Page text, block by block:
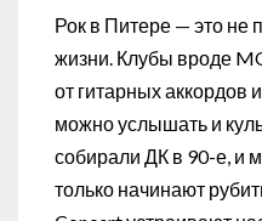
Рок в Питере — это не
жизни. Клубы вроде
от гитарных аккордов
можно услышать и
собирали ДК в 90-е, и
только начинают